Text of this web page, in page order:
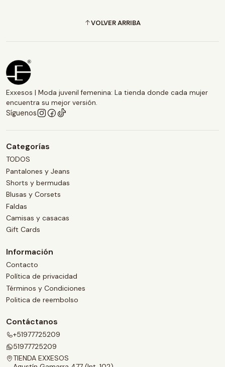
VOLVER ARRIBA
Exxesos | Moda juvenil femenina: La tienda donde cada mujer
encuentra su mejor versión.
Síguenos
Categorías
TODOS
Pantalones y Jeans
Shorts y bermudas
Blusas y Corsets
Faldas
Camisas y casacas
Gift Cards
Información
Contacto
Política de privacidad
Términos y Condiciones
Politica de reembolso
Contáctanos
+51977725209
51977725209
TIENDA EXXESOS